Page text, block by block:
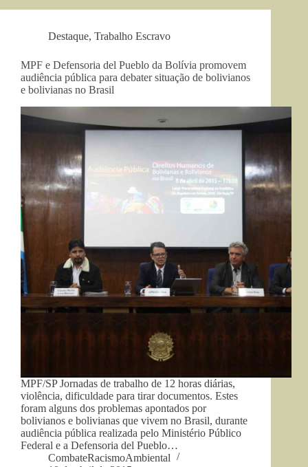
Destaque, Trabalho Escravo
MPF e Defensoria del Pueblo da Bolívia promovem
audiência pública para debater situação de bolivianos
e bolivianas no Brasil
MPF/SP Jornadas de trabalho de 12 horas diárias,
violência, dificuldade para tirar documentos. Estes
foram alguns dos problemas apontados por
bolivianos e bolivianas que vivem no Brasil, durante
audiência pública realizada pelo Ministério Público
Federal e a Defensoria del Pueblo…
CombateRacismoAmbiental